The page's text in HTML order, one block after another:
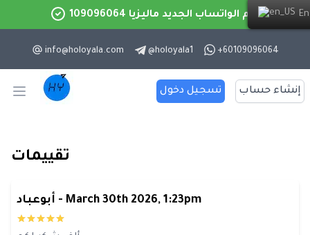
رقم الواتساب الجديد ماليزيا 109096064
info@holoyala.com @holoyala1 +60109096064
Open main menu
تسجيل دخول إنشاء حساب
تقييمات
أبوعباد - March 30th 2026, 1:23pm
English